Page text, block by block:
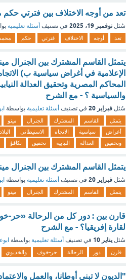
تعد من أوجه الاختلاف بين فترتي
سُئل نوفمبر 19، 2025 في تصنيف أسئلة تعليمية
تعد أوجه الاختلاف فترتي حكم محمد
يتمثل القاسم المشترك بين الجنرال
الإعلامية في أغراض سياسية ب)
المحاكم المصرية وتحقيق العدالة
والسياسية ؟ - مع الشرح
سُئل فبراير 20 في تصنيف أسئلة تعليمية بواسطة
يتمثل القاسم المشترك الجنرال مينو
أغراض
سياسية الاتجاه الاستيطاني البلاد
وتحقيق
العدالة النيابية تحقيق تكافؤ
يتمثل القاسم المشترك بين الجنرال
سُئل فبراير 20 في تصنيف أسئلة تعليمية بواسطة
يتمثل القاسم المشترك الجنرال مينو
قارن بين : دور كل من الرحالة «حر-
لقارة إفريقيا؟ - مع الشرح
سُئل يناير 10 في تصنيف أسئلة تعليمية بواسطة
قارن دور الرحالة حر-خوف والخديوي
"الديون لا تبني أوطانا، والعمل